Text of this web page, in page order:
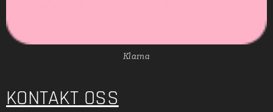
Klarna
KONTAKT OSS